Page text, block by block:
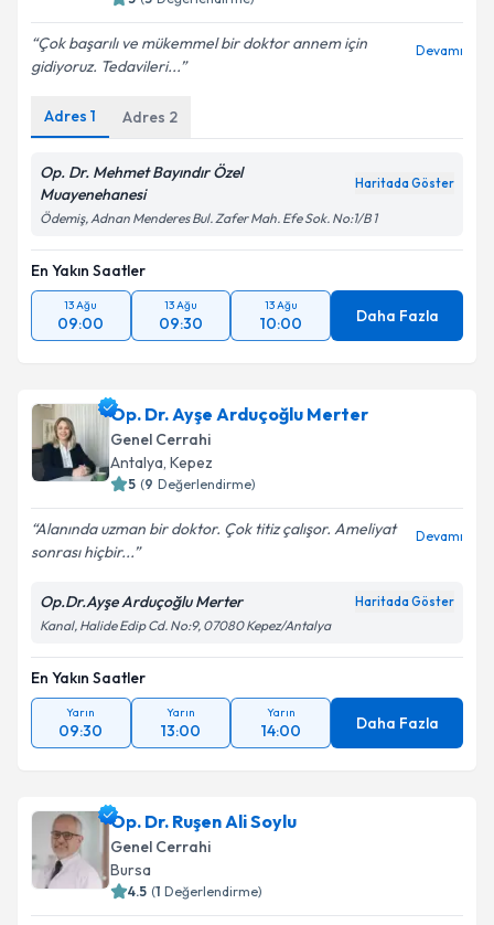
Çok başarılı ve mükemmel bir doktor annem için
gidiyoruz. Tedavileri...
Devamı
Adres 1 Adres 2
Op. Dr. Mehmet Bayındır Özel
Muayenehanesi
Haritada Göster
Ödemiş, Adnan Menderes Bul. Zafer Mah. Efe Sok. No:1/B 1
En Yakın Saatler
13 Ağu
09:00
13 Ağu
09:30
13 Ağu
10:00 Daha Fazla
Op. Dr. Ayşe Arduçoğlu Merter
Genel Cerrahi
Antalya, Kepez
5 (9 Değerlendirme)
Alanında uzman bir doktor. Çok titiz çalışor. Ameliyat
sonrası hiçbir...
Devamı
Op.Dr.Ayşe Arduçoğlu Merter Haritada Göster
Kanal, Halide Edip Cd. No:9, 07080 Kepez/Antalya
En Yakın Saatler
Yarın
09:30
Yarın
13:00
Yarın
14:00 Daha Fazla
Op. Dr. Ruşen Ali Soylu
Genel Cerrahi
Bursa
4.5 (1 Değerlendirme)